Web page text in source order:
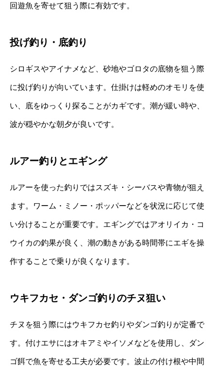
回遊魚を寄せて狙う際に有効です。
投げ釣り・底釣り
シロギスやアイナメなど、砂地やゴロタの底物を狙う際
に投げ釣りが向いています。仕掛けは軽めのオモリを使
い、底をゆっくり探ることがカギです。潮が緩い時や、
波が穏やかな朝夕が良いです。
ルアー釣りとエギング
ルアーを使った釣りではスズキ・シーバスや青物が狙え
ます。ワーム・ミノー・ポッパーなどを状況に応じて使
い分けることが重要です。エギングではアオリイカ・コ
ウイカの釣果が良く、潮の動きがある時間帯にエギを操
作することで乗りが良くなります。
ウキフカセ・ダンゴ釣りのチヌ狙い
チヌを狙う際にはウキフカセ釣りやダンゴ釣りが定番で
す。付けエサにはオキアミやイソメなどを使用し、ダン
ゴ餌で魚を寄せる工夫が必要です。波止の付け根や中間